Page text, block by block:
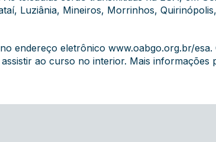
Luziânia, Mineiros, Morrinhos,
endereço eletrônico www.oabgo.org.br/esa.
ao curso no interior. Mais informações